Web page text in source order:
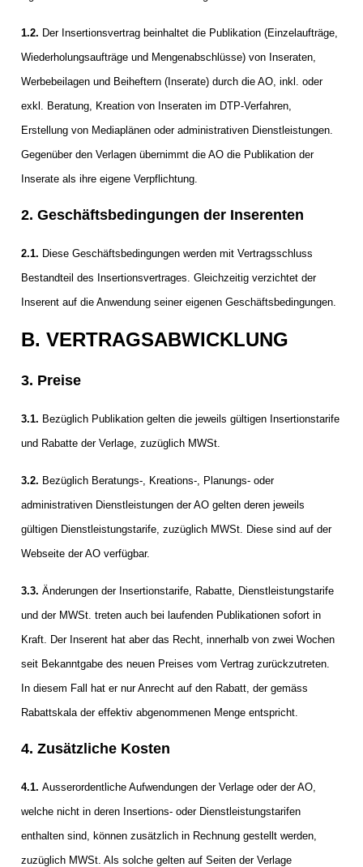
Auw:
Mitteilungen
1.2. Der Insertionsvertrag beinhaltet die Publikation (Einzelaufträge,
Wiederholungsaufträge und Mengenabschlüsse) von Inseraten,
Werbebeilagen und Beiheftern (Inserate) durch die AO, inkl. oder
exkl. Beratung, Kreation von Inseraten im DTP-Verfahren,
Erstellung von Mediaplänen oder administrativen Dienstleistungen.
Gegenüber den Verlagen übernimmt die AO die Publikation der
Inserate als ihre eigene Verpflichtung.
2. Geschäftsbedingungen der Inserenten
2.1. Diese Geschäftsbedingungen werden mit Vertragsschluss
Bestandteil des Insertionsvertrages. Gleichzeitig verzichtet der
Inserent auf die Anwendung seiner eigenen Geschäftsbedingungen.
B. VERTRAGSABWICKLUNG
3. Preise
3.1. Bezüglich Publikation gelten die jeweils gültigen Insertionstarife
und Rabatte der Verlage, zuzüglich MWSt.
3.2. Bezüglich Beratungs-, Kreations-, Planungs- oder
administrativen Dienstleistungen der AO gelten deren jeweils
gültigen Dienstleistungstarife, zuzüglich MWSt. Diese sind auf der
Webseite der AO verfügbar.
3.3. Änderungen der Insertionstarife, Rabatte, Dienstleistungstarife
und der MWSt. treten auch bei laufenden Publikationen sofort in
Kraft. Der Inserent hat aber das Recht, innerhalb von zwei Wochen
seit Bekanntgabe des neuen Preises vom Vertrag zurückzutreten.
In diesem Fall hat er nur Anrecht auf den Rabatt, der gemäss
Rabattskala der effektiv abgenommenen Menge entspricht.
4. Zusätzliche Kosten
4.1. Ausserordentliche Aufwendungen der Verlage oder der AO,
welche nicht in deren Insertions- oder Dienstleistungstarifen
enthalten sind, können zusätzlich in Rechnung gestellt werden,
zuzüglich MWSt. Als solche gelten auf Seiten der Verlage